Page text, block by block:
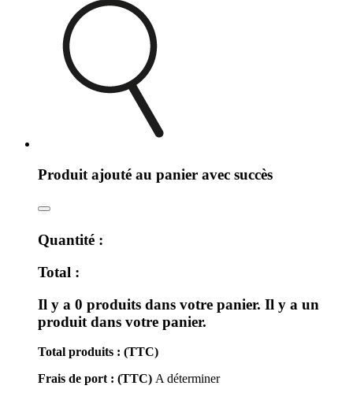
Produit ajouté au panier avec succès
Quantité :
Total :
Il y a 0 produits dans votre panier. Il y a un
produit dans votre panier.
Total produits : (TTC)
Frais de port : (TTC) A déterminer